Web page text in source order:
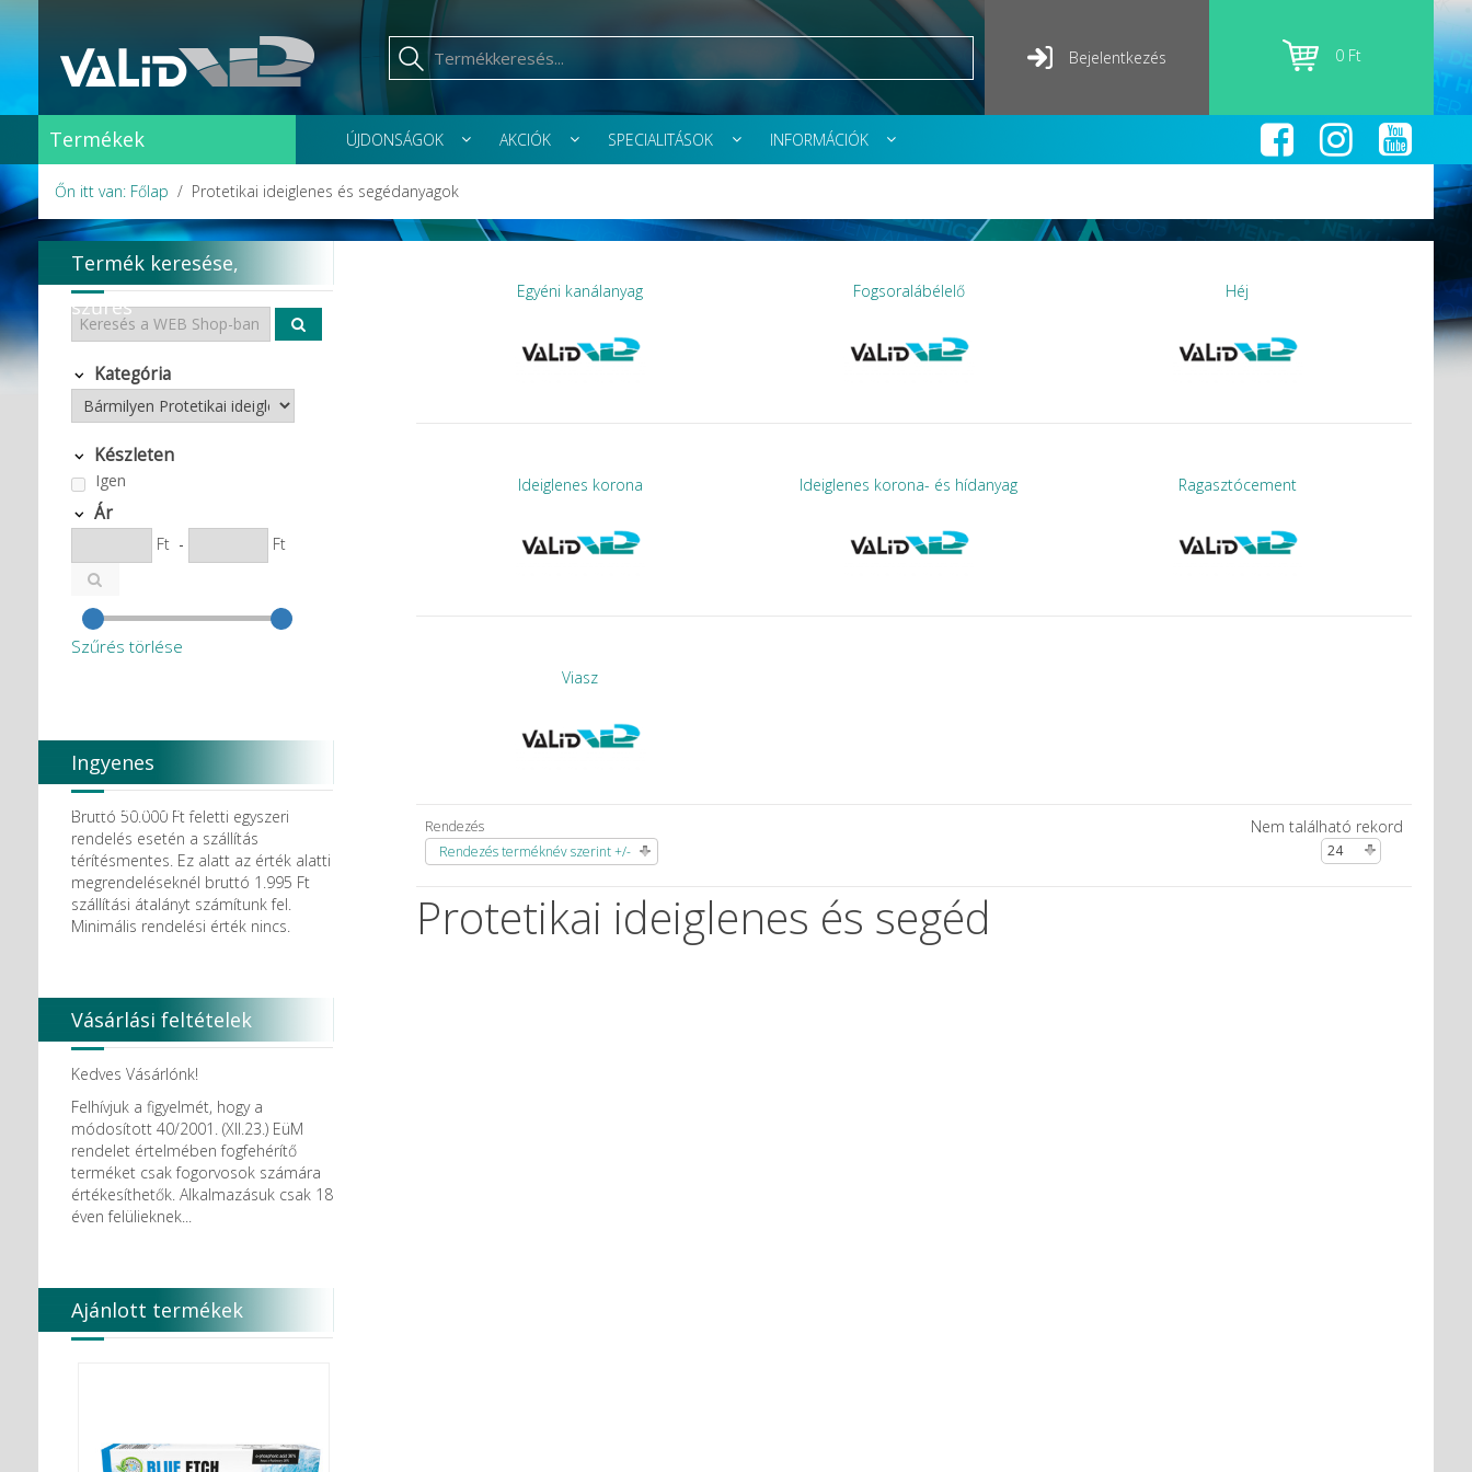
Bejelentkezés 0 Ft
Termékek ÚJDONSÁGOK AKCIÓK SPECIALITÁSOK INFORMÁCIÓK
Őn itt van: Főlap Protetikai ideiglenes és segédanyagok
Egyéni kanálanyag Fogsoralábélelő Héj
Ideiglenes korona Ideiglenes korona- és hídanyag Ragasztócement
Viasz
Rendezés
Rendezés terméknév szerint +/-
Nem található rekord
Protetikai ideiglenes és segéd
Termék keresése,
szűrés
Kategória
Készleten
Igen
Ár
Ft - Ft
Szűrés törlése
Ingyenes
házhozszállítás
Bruttó 50.000 Ft feletti egyszeri
rendelés esetén a szállítás
térítésmentes. Ez alatt az érték alatti
megrendeléseknél bruttó 1.995 Ft
szállítási átalányt számítunk fel.
Minimális rendelési érték nincs.
Vásárlási feltételek
Kedves Vásárlónk!
Felhívjuk a figyelmét, hogy a
módosított 40/2001. (XII.23.) EüM
rendelet értelmében fogfehérítő
terméket csak fogorvosok számára
értékesíthetők. Alkalmazásuk csak 18
éven felülieknek...
Ajánlott termékek